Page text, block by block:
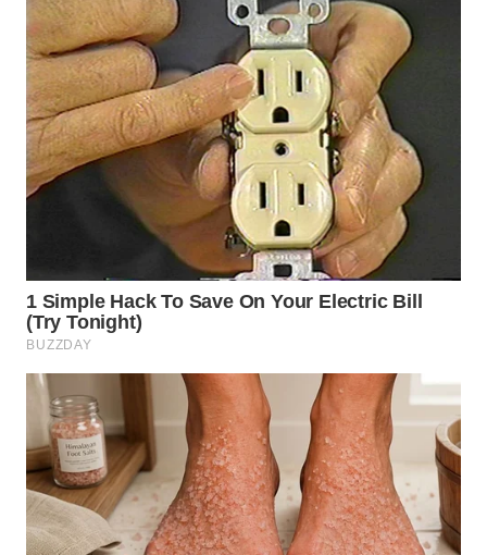
TAPANULI
TENGAH
WN DELI
SERDANG
WN
TEBING
PAKPAK
WN
KARAWANG
WN
BEKASI
WN
BOGOR